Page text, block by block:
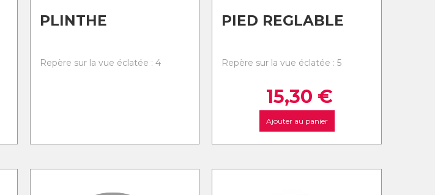
PLINTHE
Repère sur la vue éclatée : 4
PIED REGLABLE
Repère sur la vue éclatée : 5
15,30 €
Ajouter au panier